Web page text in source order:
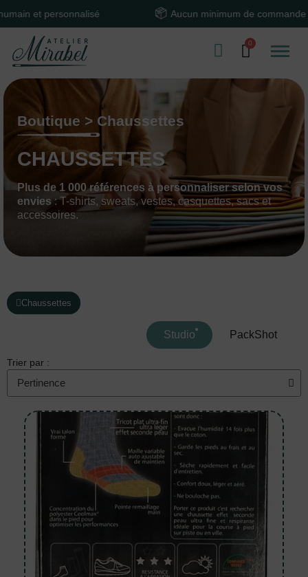
Aucun minimum de commande
Boutique > Chaussettes
CHAUSSETTES
Plus de 1 000 références à personnaliser selon vos
envies : T-shirts, sweats, vestes, casquettes, sacs et
accessoires.
Chaussettes
Studio PackShot
Trier par :